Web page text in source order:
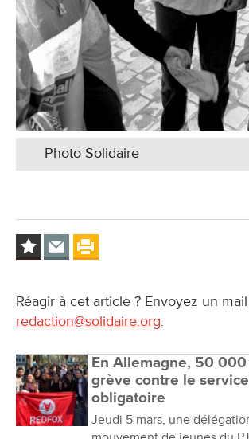
Photo Solidaire
Réagir à cet article ? Envoyez un
redaction@solidaire.org.
En Allemagne, 50
grève contre le
obligatoire
Jeudi 5 mars, une